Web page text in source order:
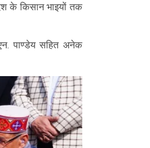
के किसान भाइयों तक
पाण्डेय सहित अनेक